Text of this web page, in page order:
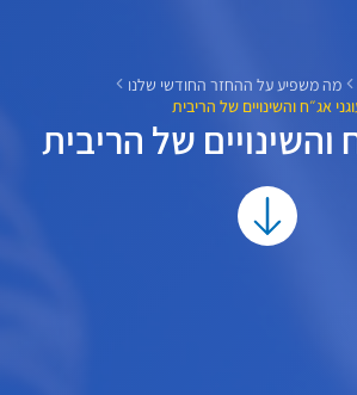
מה משפיע על ההחזר החודשי שלנו
אג״ח והשינויים של הריבית
והשינויים של הריבית